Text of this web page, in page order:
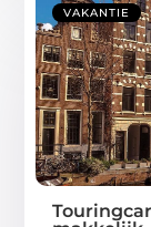
VAKANTIE